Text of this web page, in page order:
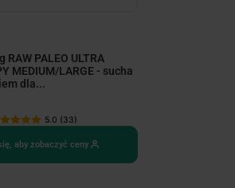
RAW PALEO ULTRA
MEDIUM/LARGE - sucha
dla...
5.0 (33)
aby zobaczyć ceny